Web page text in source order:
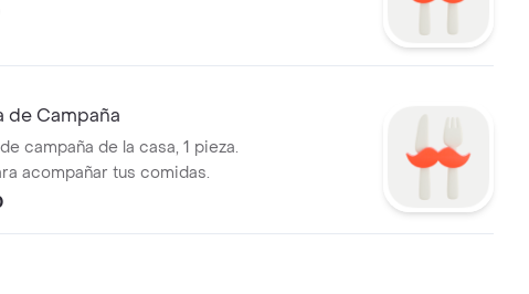
de Campaña
campaña de la casa, 1 pieza.
acompañar tus comidas.